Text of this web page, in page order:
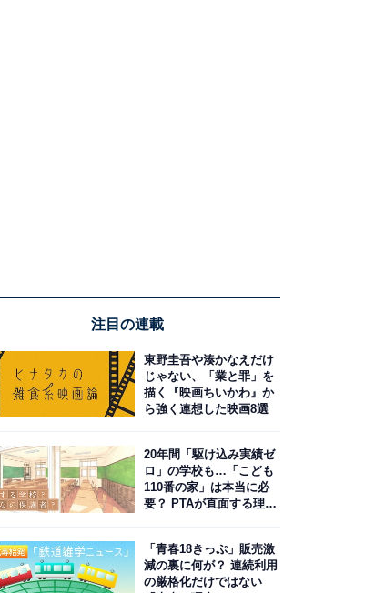
注目の連載
東野圭吾や湊かなえだけ
じゃない、「業と罪」を
描く『映画ちいかわ』か
ら強く連想した映画8選
20年間「駆け込み実績ゼ
ロ」の学校も…「こども
110番の家」は本当に必
要？ PTAが直面する理想
「青春18きっぷ」販売激
減の裏に何が？ 連続利用
の厳格化だけではない